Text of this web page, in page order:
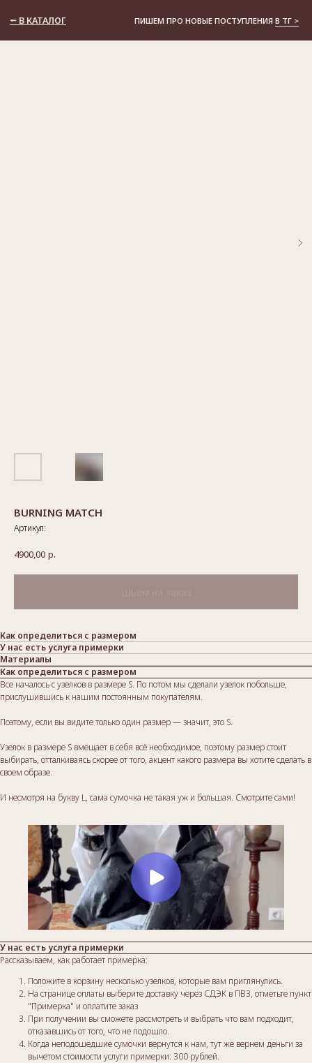
BURNING MATCH
Артикул:
4900,00 р.
Как определиться с размером
У нас есть услуга примерки
Материалы
Как определиться с размером
Все началось с узелков в размере S. По потом мы сделали узелок побольше,
прислушившись к нашим постоянным покупателям.
Поэтому, если вы видите только один размер — значит, это S.
Узелок в размере S вмещает в себя всё необходимое, поэтому размер стоит
выбирать, отталкиваясь скорее от того, акцент какого размера вы хотите сделать в
своем образе.
И несмотря на букву L, сама сумочка не такая уж и большая. Смотрите сами!
У нас есть услуга примерки
Рассказываем, как работает примерка:
Положите в корзину несколько узелков, которые вам приглянулись.
На странице оплаты выберите доставку через СДЭК в ПВЗ, отметьте пункт
"Примерка" и оплатите заказ
При получении вы сможете рассмотреть и выбрать что вам подходит,
отказавшись от того, что не подошло.
Когда неподошедшие сумочки вернутся к нам, тут же вернем деньги за
вычетом стоимости услуги примерки: 300 рублей.